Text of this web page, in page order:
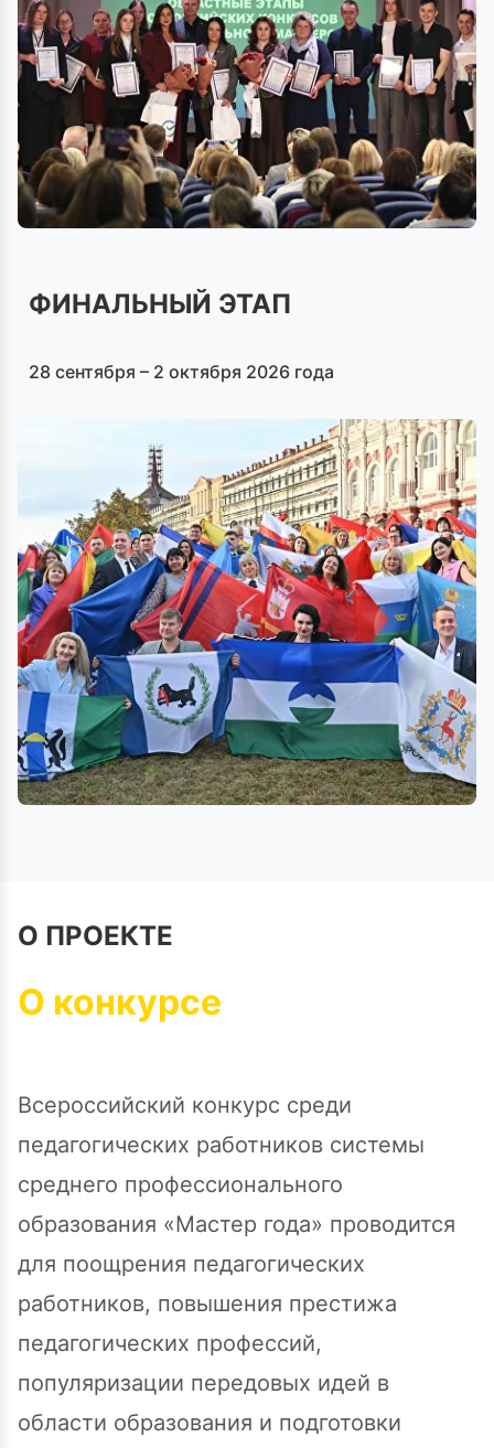
ФИНАЛЬНЫЙ ЭТАП
28 сентября – 2 октября 2026 года
О ПРОЕКТЕ
О конкурсе
Всероссийский конкурс среди
педагогических работников системы
среднего профессионального
образования «Мастер года» проводится
для поощрения педагогических
работников, повышения престижа
педагогических профессий,
популяризации передовых идей в
области образования и подготовки